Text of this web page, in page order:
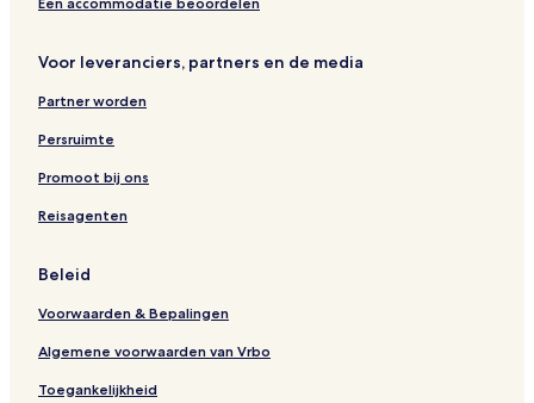
Voor leveranciers, partners en de media
Partner worden
Persruimte
Promoot bij ons
Reisagenten
Beleid
Voorwaarden & Bepalingen
Algemene voorwaarden van Vrbo
Toegankelijkheid